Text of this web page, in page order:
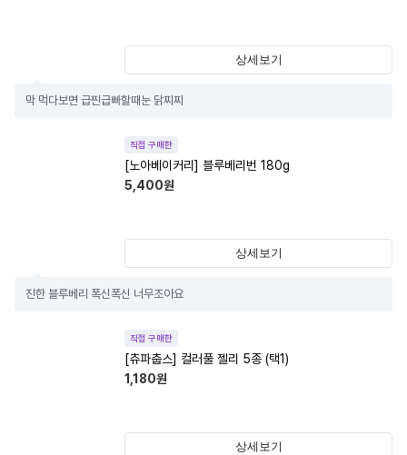
상세보기
막 먹다보면 급찐급빠할때눈 닭찌찌
직접 구매한
[노아베이커리] 블루베리번 180g
5,400원
상세보기
진한 블루베리 폭신폭신 너무조아요
직접 구매한
[츄파춥스] 컬러풀 젤리 5종 (택1)
1,180원
상세보기